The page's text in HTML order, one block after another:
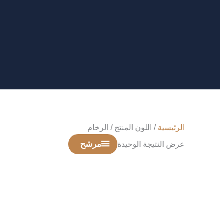
الرئيسية / اللون المنتج / الرخام
عرض النتيجة الوحيدة مرشح